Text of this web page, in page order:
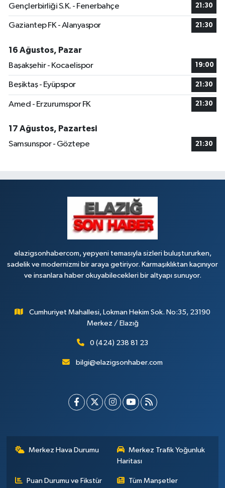
Gençlerbirliği S.K. - Fenerbahçe 21:30
Gaziantep FK - Alanyaspor 21:30
16 Ağustos, Pazar
Başakşehir - Kocaelispor
19:00
Beşiktaş - Eyüpspor 21:30
Amed - Erzurumspor FK 21:30
17 Ağustos, Pazartesi
Samsunspor - Göztepe
21:30
elazigsonhabercom, yepyeni temasıyla sizleri buluştururken,
sadelik ve modernizmi bir araya getiriyor. Karmaşıklıktan kaçınıyor
ve insanlara haber okuyabilecekleri bir altyapı sunuyor.
Cumhuriyet Mahallesi, Lokman Hekim Sok. No:35, 23190
Merkez / Elazığ
0 (424) 238 81 23
bilgi@elazigsonhaber.com
Merkez Hava Durumu
Merkez Trafik Yoğunluk
Haritası
Puan Durumu ve Fikstür Tüm Manşetler